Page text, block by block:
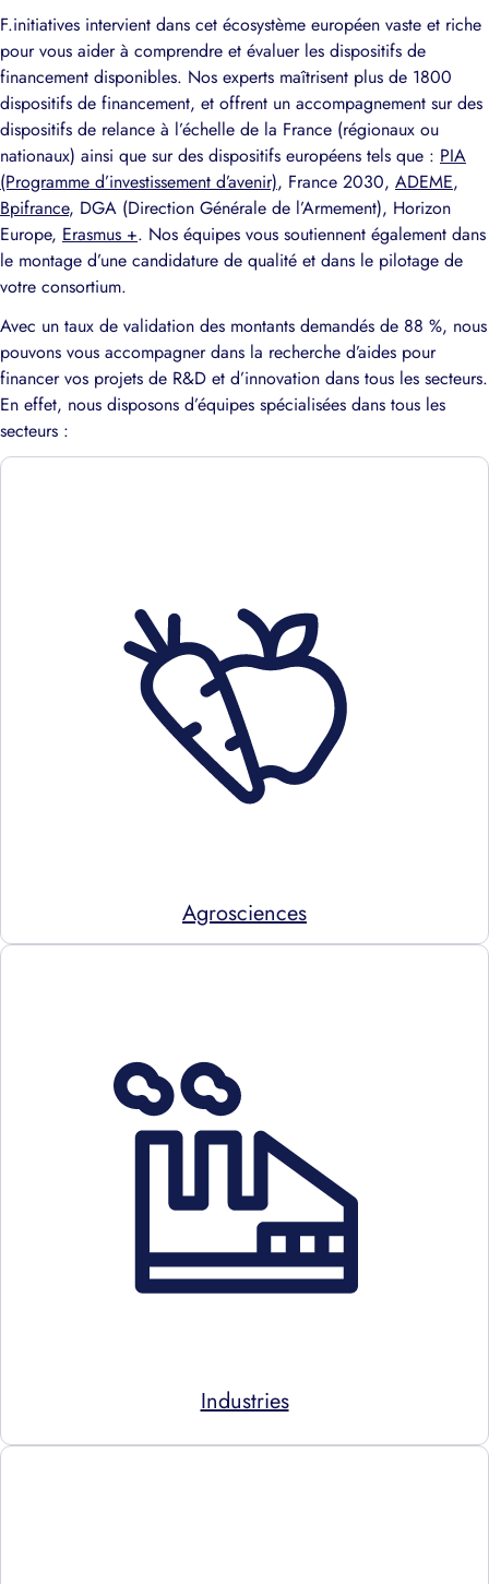
F.initiatives intervient dans cet écosystème européen vaste et riche
pour vous aider à comprendre et évaluer les dispositifs de
financement disponibles. Nos experts maîtrisent plus de 1800
dispositifs de financement, et offrent un accompagnement sur des
dispositifs de relance à l’échelle de la France (régionaux ou
nationaux) ainsi que sur des dispositifs européens tels que : PIA
(Programme d’investissement d’avenir), France 2030, ADEME,
Bpifrance, DGA (Direction Générale de l’Armement), Horizon
Europe, Erasmus +. Nos équipes vous soutiennent également dans
le montage d’une candidature de qualité et dans le pilotage de
votre consortium.
Avec un taux de validation des montants demandés de 88 %, nous
pouvons vous accompagner dans la recherche d’aides pour
financer vos projets de R&D et d’innovation dans tous les secteurs.
En effet, nous disposons d’équipes spécialisées dans tous les
secteurs :
Agrosciences
Industries